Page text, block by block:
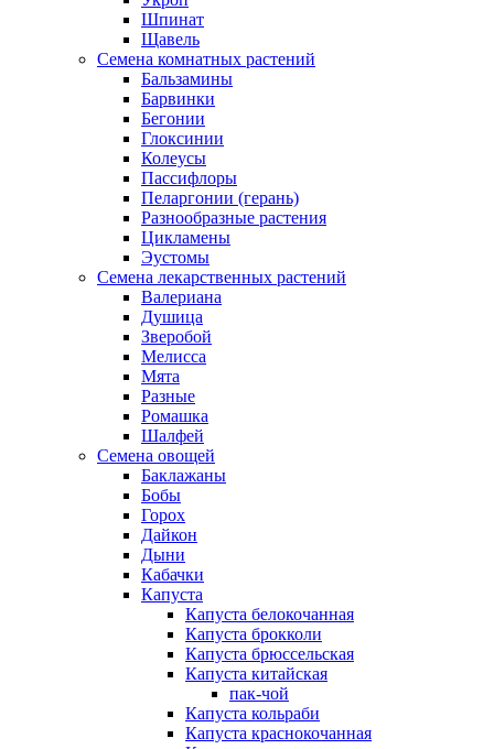
Шпинат
Щавель
Семена комнатных растений
Бальзамины
Барвинки
Бегонии
Глоксинии
Колеусы
Пассифлоры
Пеларгонии (герань)
Разнообразные растения
Цикламены
Эустомы
Семена лекарственных растений
Валериана
Душица
Зверобой
Мелисса
Мята
Разные
Ромашка
Шалфей
Семена овощей
Баклажаны
Бобы
Горох
Дайкон
Дыни
Кабачки
Капуста
Капуста белокочанная
Капуста брокколи
Капуста брюссельская
Капуста китайская
пак-чой
Капуста кольраби
Капуста краснокочанная